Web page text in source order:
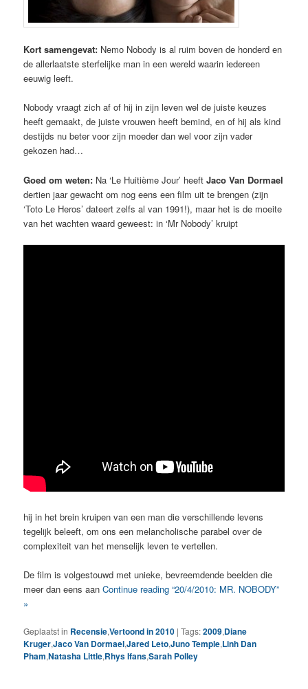
Kort samengevat: Nemo Nobody is al ruim boven de honderd en
de allerlaatste sterfelijke man in een wereld waarin iedereen
eeuwig leeft.
Nobody vraagt zich af of hij in zijn leven wel de juiste keuzes
heeft gemaakt, de juiste vrouwen heeft bemind, en of hij als kind
destijds nu beter voor zijn moeder dan wel voor zijn vader
gekozen had…
Goed om weten: Na ‘Le Huitième Jour’ heeftJaco Van Dormael
dertien jaar gewacht om nog eens een film uit te brengen (zijn
‘Toto Le Heros’ dateert zelfs al van 1991!), maar het is de moeite
van het wachten waard geweest: in ‘Mr Nobody’ kruipt
hij in het brein kruipen van een man die verschillende levens
tegelijk beleeft, om ons een melancholische parabel over de
complexiteit van het menselijk leven te vertellen.
De film is volgestouwd met unieke, bevreemdende beelden die
meer dan eens aanContinue reading “20/4/2010: MR. NOBODY”
»
Geplaatst in Recensie,Vertoond in 2010 |Tags:2009,Diane
Kruger,Jaco Van Dormael,Jared Leto,Juno Temple,Linh Dan
Pham,Natasha Little,Rhys Ifans,Sarah Polley